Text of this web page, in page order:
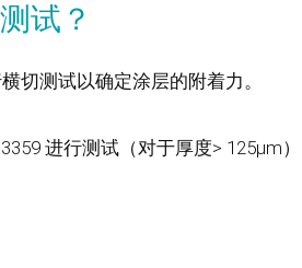
试？
切测试以确定涂层的附着力。
进行测试（对于厚度> 125µm